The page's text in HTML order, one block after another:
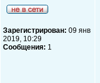
Зарегистрирован: 09 янв
2019, 10:29
Сообщения: 1